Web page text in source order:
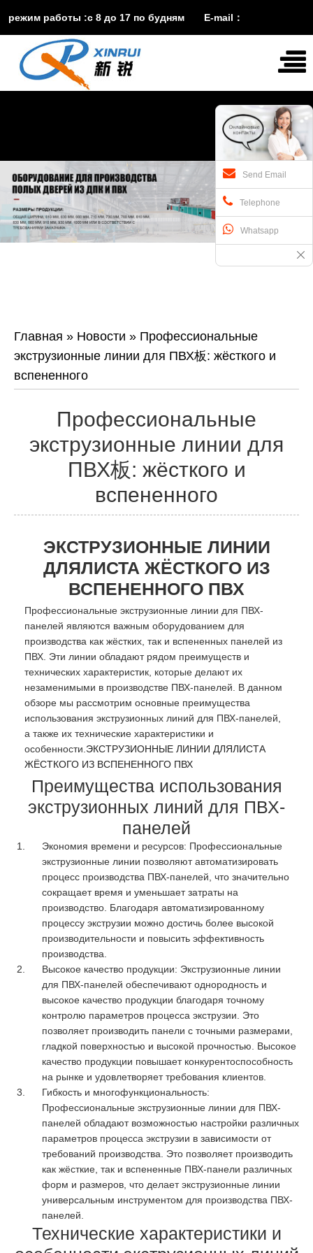
режим работы :с 8 до 17 по будням E-mail：
vira@xinruisuji.comWhatsApp： 
Главная » Новости » Профессиональные
экструзионные линии для ПВХ板: жёсткого и
вспененного
Профессиональные
экструзионные линии для
ПВХ板: жёсткого и
вспененного
ЭКСТРУЗИОННЫЕ ЛИНИИ
ДЛЯЛИСТА ЖЁСТКОГО ИЗ
ВСПЕНЕННОГО ПВХ
Профессиональные экструзионные линии для ПВХ-
панелей являются важным оборудованием для
производства как жёстких, так и вспененных панелей из
ПВХ. Эти линии обладают рядом преимуществ и
технических характеристик, которые делают их
незаменимыми в производстве ПВХ-панелей. В данном
обзоре мы рассмотрим основные преимущества
использования экструзионных линий для ПВХ-панелей,
а также их технические характеристики и
особенности. ЭКСТРУЗИОННЫЕ ЛИНИИ ДЛЯЛИСТА
ЖЁСТКОГО ИЗ ВСПЕНЕННОГО ПВХ
Преимущества использования
экструзионных линий для ПВХ-
панелей
Экономия времени и ресурсов: Профессиональные
экструзионные линии позволяют автоматизировать
процесс производства ПВХ-панелей, что значительно
сокращает время и уменьшает затраты на
производство. Благодаря автоматизированному
процессу экструзии можно достичь более высокой
производительности и повысить эффективность
производства.
Высокое качество продукции: Экструзионные линии
для ПВХ-панелей обеспечивают однородность и
высокое качество продукции благодаря точному
контролю параметров процесса экструзии. Это
позволяет производить панели с точными размерами,
гладкой поверхностью и высокой прочностью. Высокое
качество продукции повышает конкурентоспособность
на рынке и удовлетворяет требования клиентов.
Гибкость и многофункциональность:
Профессиональные экструзионные линии для ПВХ-
панелей обладают возможностью настройки различных
параметров процесса экструзии в зависимости от
требований производства. Это позволяет производить
как жёсткие, так и вспененные ПВХ-панели различных
форм и размеров, что делает экструзионные линии
универсальным инструментом для производства ПВХ-
панелей.
Технические характеристики и
Send Email
Telephone
Whatsapp